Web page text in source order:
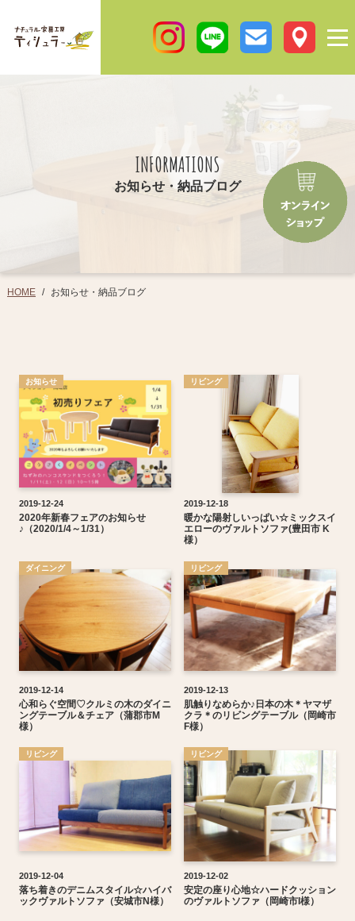
INFORMATIONS
お知らせ・納品ブログ
HOME / お知らせ・納品ブログ
お知らせ
2019-12-24
2020年新春フェアのお知らせ
♪（2020/1/4～1/31）
リビング
2019-12-18
暖かな陽射しいっぱい☆ミックスイ
エローのヴァルトソファ(豊田市 K
様）
ダイニング
2019-12-14
心和らぐ空間♡クルミの木のダイニ
ングテーブル＆チェア（蒲郡市M
様）
リビング
2019-12-13
肌触りなめらか♪日本の木＊ヤマザ
クラ＊のリビングテーブル（岡崎市
F様）
リビング
2019-12-04
落ち着きのデニムスタイル☆ハイバ
ックヴァルトソファ（安城市N様）
リビング
2019-12-02
安定の座り心地☆ハードクッション
のヴァルトソファ（岡崎市I様）